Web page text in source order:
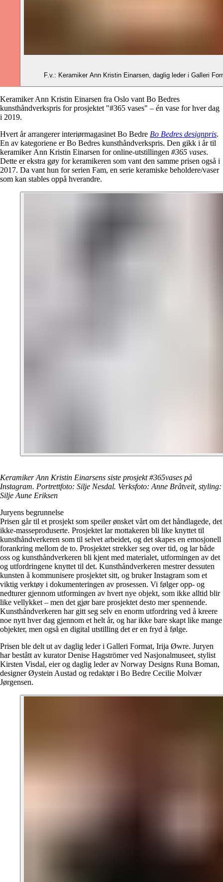
F.v.: Keramiker Ann Kristin Einarsen, daglig leder i Galleri
Keramiker Ann Kristin Einarsen fra Oslo vant Bo Bedres
kunsthåndverkspris for prosjektet "#365 vases" – én vase for hver dag
i 2019.
Hvert år arrangerer interiørmagasinet Bo Bedre Bo Bedres designpris.
En av kategoriene er Bo Bedres kunsthåndverkspris. Den gikk i år til
keramiker Ann Kristin Einarsen for online-utstillingen #365 vases.
Dette er ekstra gøy for keramikeren som vant den samme prisen også i
2017. Da vant hun for serien Fam, en serie keramiske beholdere/vaser
som kan stables oppå hverandre.
Keramiker Ann Kristin Einarsens siste prosjekt #365vases på
Instagram. Portrettfoto: Silje Nesdal. Verksfoto: Anne Bråtveit, styling:
Silje Aune Eriksen
Juryens begrunnelse
Prisen går til et prosjekt som speiler ønsket vårt om det håndlagede, det
ikke-masseproduserte. Prosjektet lar mottakeren bli like knyttet til
kunsthåndverkeren som til selvet arbeidet, og det skapes en emosjonell
forankring mellom de to. Prosjektet strekker seg over tid, og lar både
oss og kunsthåndverkeren bli kjent med materialet, utformingen av det
og utfordringene knyttet til det. Kunsthåndverkeren mestrer dessuten
kunsten å kommunisere prosjektet sitt, og bruker Instagram som et
viktig verktøy i dokumenteringen av prosessen. Vi følger opp- og
nedturer gjennom utformingen av hvert nye objekt, som ikke alltid blir
like vellykket – men det gjør bare prosjektet desto mer spennende.
Kunsthåndverkeren har gitt seg selv en enorm utfordring ved å kreere
noe nytt hver dag gjennom et helt år, og har ikke bare skapt like mange
objekter, men også en digital utstilling det er en fryd å følge.
Prisen ble delt ut av daglig leder i Galleri Format, Irija Øwre. Juryen
har bestått av kurator Denise Hagströmer ved Nasjonalmuseet, stylist
Kirsten Visdal, eier og daglig leder av Norway Designs Runa Boman,
designer Øystein Austad og redaktør i Bo Bedre Cecilie Molvær
Jørgensen.